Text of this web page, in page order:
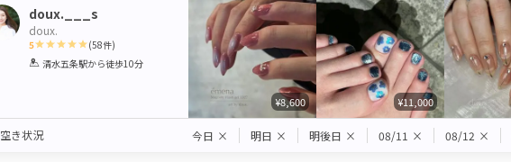
doux.___s
doux.
5
1 2 3 4 5
(58件)
清水五条駅から徒歩10分
¥8,600 ¥11,000
空き状況 今日 × 明日 × 明後日 × 08/11 × 08/12 ×